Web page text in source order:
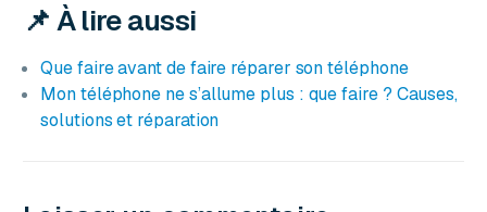
📌 À lire aussi
Que faire avant de faire réparer son téléphone
Mon téléphone ne s’allume plus : que faire ? Causes,
solutions et réparation